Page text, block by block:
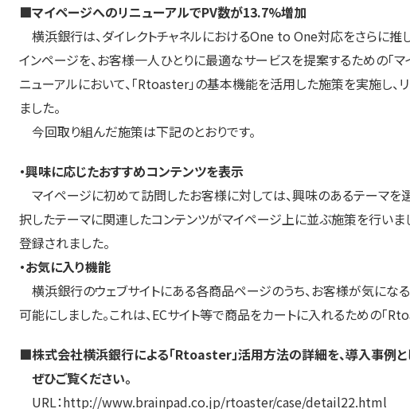
■マイページへのリニューアルでPV数が13.7%増加
横浜銀行は、ダイレクトチャネルにおけるOne to One対応をさらに推
インページを、お客様一人ひとりに最適なサービスを提案するための「マ
ニューアルにおいて、「Rtoaster」の基本機能を活用した施策を実施し
ました。
今回取り組んだ施策は下記のとおりです。
・興味に応じたおすすめコンテンツを表示
マイページに初めて訪問したお客様に対しては、興味のあるテーマを
択したテーマに関連したコンテンツがマイページ上に並ぶ施策を行いま
登録されました。
・お気に入り機能
横浜銀行のウェブサイトにある各商品ページのうち、お客様が気にな
可能にしました。これは、ECサイト等で商品をカートに入れるための「
■株式会社横浜銀行による「Rtoaster」活用方法の詳細を、導入事例と
ぜひご覧ください。
URL：http://www.brainpad.co.jp/rtoaster/case/detail22.html